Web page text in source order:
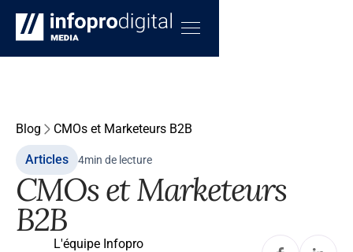
Blog CMOs et Marketeurs B2B
Articles 4min de lecture
CMOs et Marketeurs
B2B
L'équipe Infopro